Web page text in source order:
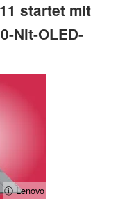
startet mit
Nit-OLED-
ⓘ Lenovo